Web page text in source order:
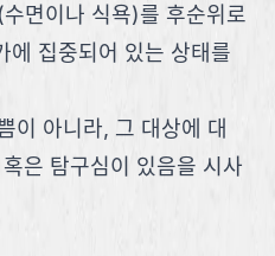
면이나 식욕)를 후순위로
에 집중되어 있는 상태를
이 아니라, 그 대상에 대
은 탐구심이 있음을 시사